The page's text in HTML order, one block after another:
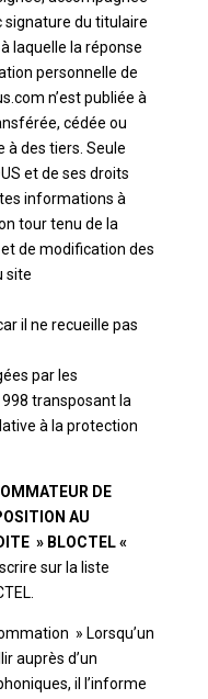
signature du titulaire
laquelle la réponse
personnelle de
n’est publiée à
cédée ou
à des tiers. Seule
et de ses droits
informations à
tour tenu de la
de modification des
site
il ne recueille pas
par les
transposant la
à la protection
DE
AU
» BLOCTEL «
sur la liste
» Lorsqu’un
auprès d’un
il l’informe